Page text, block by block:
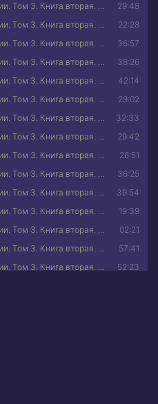
29:48
На задворках Великой империи. Том 3. Книга вторая. Белая ворона 15
22:28
На задворках Великой империи. Том 3. Книга вторая. Белая ворона 16
36:57
На задворках Великой империи. Том 3. Книга вторая. Белая ворона 17
38:26
На задворках Великой империи. Том 3. Книга вторая. Белая ворона 18
42:14
На задворках Великой империи. Том 3. Книга вторая. Белая ворона 19
29:02
На задворках Великой империи. Том 3. Книга вторая. Белая ворона 20
32:33
На задворках Великой империи. Том 3. Книга вторая. Белая ворона 21
29:42
На задворках Великой империи. Том 3. Книга вторая. Белая ворона 22
26:51
На задворках Великой империи. Том 3. Книга вторая. Белая ворона 23
36:25
На задворках Великой империи. Том 3. Книга вторая. Белая ворона 24
39:54
На задворках Великой империи. Том 3. Книга вторая. Белая ворона 25
19:39
На задворках Великой империи. Том 3. Книга вторая. Белая ворона 26
02:21
На задворках Великой империи. Том 3. Книга вторая. Белая ворона 27
57:41
На задворках Великой империи. Том 3. Книга вторая. Белая ворона 28
52:23
На задворках Великой империи. Том 3. Книга вторая. Белая ворона 29